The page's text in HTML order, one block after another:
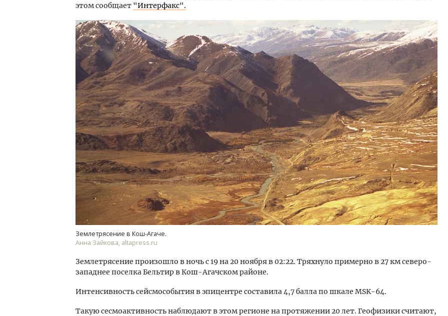
этом сообщает "Интерфакс".
Землетрясение в Кош-Агаче.
Анна Зайкова, altapress.ru
Землетрясение произошло в ночь с 19 на 20 ноября в 02:22. Тряхнуло примерно в 27 км северо-
западнее поселка Бельтир в Кош-Агачском районе.
Интенсивность сейсмособытия в эпицентре составила 4,7 балла по шкале MSK-64.
Такую сесмоактивность наблюдают в этом регионе на протяжении 20 лет. Геофизики считают,
Архитектурный код начинается с
земли. Мощение крупноформатными
плитами становится новым
стандартом благоустройства
СТРОИТЕЛЬСТВО
Ищем новые берега. Гендиректор
«Жилищной инициативы» Юрий
Гатилов — о том, как девелоперу
оставаться на плаву, когда рынок
штормит
СТРОИТЕЛЬСТВО
Смелость архитектурных
Генеральный директор
ЗИАС — об эстетике
трендах в фасадах и
СТРОИТЕЛЬСТВО